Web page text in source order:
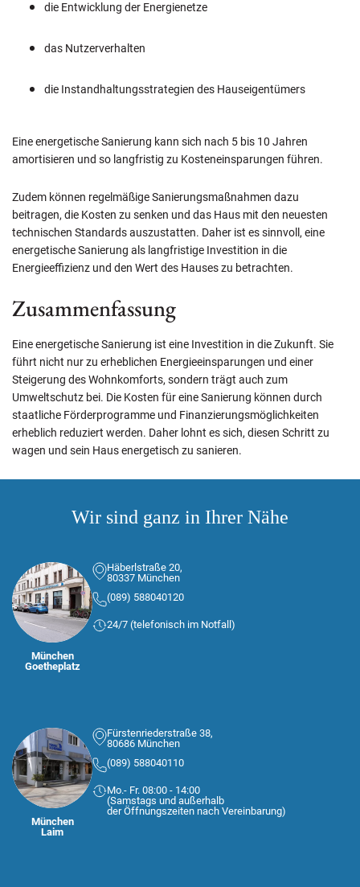
die Entwicklung der Energienetze
das Nutzerverhalten
die Instandhaltungsstrategien des Hauseigentümers
Eine energetische Sanierung kann sich nach 5 bis 10 Jahren
amortisieren und so langfristig zu Kosteneinsparungen führen.
Zudem können regelmäßige Sanierungsmaßnahmen dazu
beitragen, die Kosten zu senken und das Haus mit den neuesten
technischen Standards auszustatten. Daher ist es sinnvoll, eine
energetische Sanierung als langfristige Investition in die
Energieeffizienz und den Wert des Hauses zu betrachten.
Zusammenfassung
Eine energetische Sanierung ist eine Investition in die Zukunft. Sie
führt nicht nur zu erheblichen Energieeinsparungen und einer
Steigerung des Wohnkomforts, sondern trägt auch zum
Umweltschutz bei. Die Kosten für eine Sanierung können durch
staatliche Förderprogramme und Finanzierungsmöglichkeiten
erheblich reduziert werden. Daher lohnt es sich, diesen Schritt zu
wagen und sein Haus energetisch zu sanieren.
Wir sind ganz in Ihrer Nähe
München
Goetheplatz
Häberlstraße 20,
80337 München
(089) 588040120
24/7 (telefonisch im Notfall)
München
Laim
Fürstenriederstraße 38,
80686 München
(089) 588040110
Mo.- Fr. 08:00 - 14:00
(Samstags und außerhalb
der Öffnungszeiten nach Vereinbarung)